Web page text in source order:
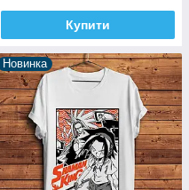
Купити
Новинка